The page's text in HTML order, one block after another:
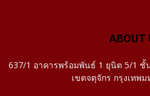
ABOUT
637/1 อาคารพร้อมพันธ์ 1 ยุนิต 5/1
เขตจตุจักร กรุงเทพ